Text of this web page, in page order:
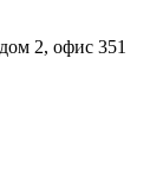
2, офис 351